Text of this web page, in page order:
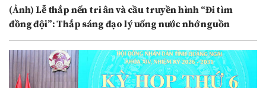
(Ảnh) Lễ thắp nến tri ân và cầu truyền hình “Đi tìm
đồng đội”: Thắp sáng đạo lý uống nước nhớ nguồn